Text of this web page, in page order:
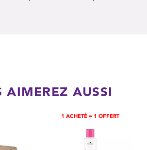
AIMEREZ AUSSI
1 ACHETÉ = 1 OFFERT